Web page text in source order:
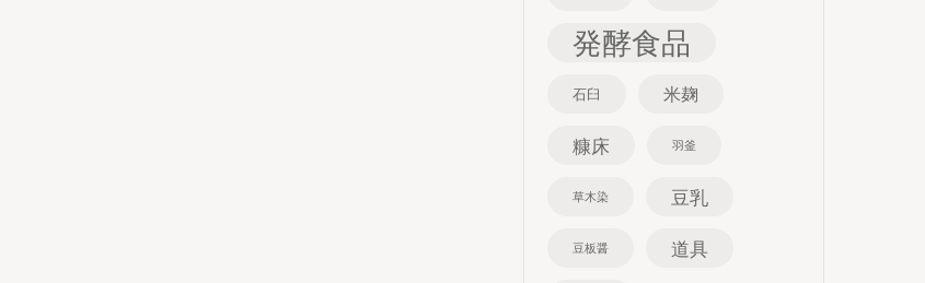
発酵食品
石臼 米麹
糠床 羽釜
草木染 豆乳
豆板醤 道具